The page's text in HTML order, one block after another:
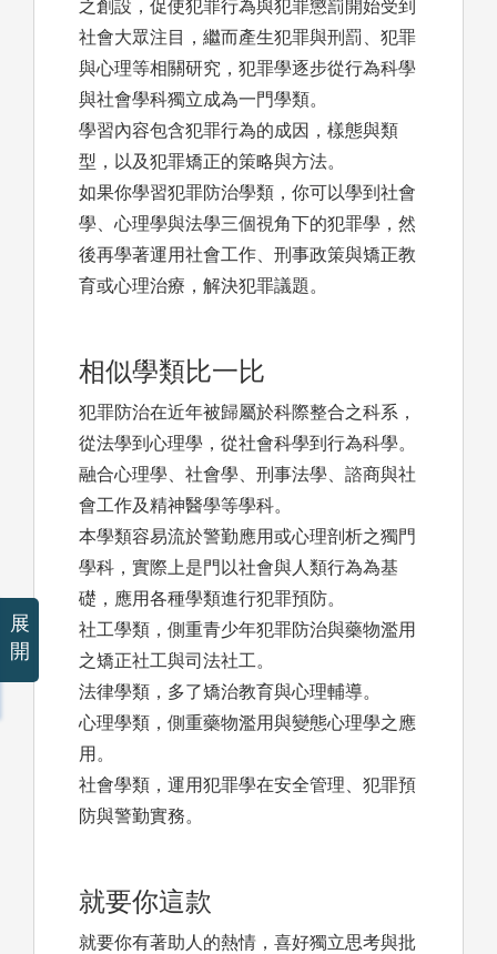
之創設，促使犯罪行為與犯罪懲罰開始受到
社會大眾注目，繼而產生犯罪與刑罰、犯罪
與心理等相關研究，犯罪學逐步從行為科學
與社會學科獨立成為一門學類。
學習內容包含犯罪行為的成因，樣態與類
型，以及犯罪矯正的策略與方法。
如果你學習犯罪防治學類，你可以學到社會
學、心理學與法學三個視角下的犯罪學，然
後再學著運用社會工作、刑事政策與矯正教
育或心理治療，解決犯罪議題。
相似學類比一比
犯罪防治在近年被歸屬於科際整合之科系，
從法學到心理學，從社會科學到行為科學。
融合心理學、社會學、刑事法學、諮商與社
會工作及精神醫學等學科。
本學類容易流於警勤應用或心理剖析之獨門
學科，實際上是門以社會與人類行為為基
礎，應用各種學類進行犯罪預防。
社工學類，側重青少年犯罪防治與藥物濫用
之矯正社工與司法社工。
法律學類，多了矯治教育與心理輔導。
心理學類，側重藥物濫用與變態心理學之應
用。
社會學類，運用犯罪學在安全管理、犯罪預
防與警勤實務。
就要你這款
就要你有著助人的熱情，喜好獨立思考與批
展
開